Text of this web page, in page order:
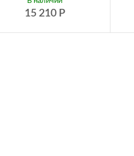
15 210 Р